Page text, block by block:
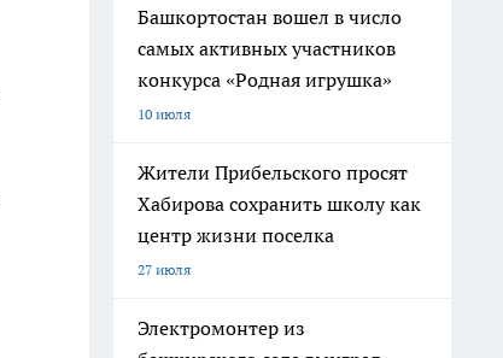
Башкортостан вошел в число
самых активных участников
конкурса «Родная игрушка»
10 июля
Жители Прибельского просят
Хабирова сохранить школу как
центр жизни поселка
27 июля
Электромонтер из